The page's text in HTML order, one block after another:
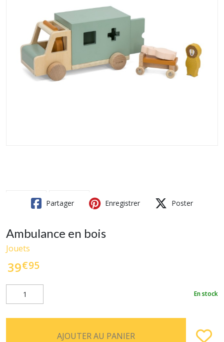
Partager Enregistrer Poster
Ambulance en bois
Jouets
39€95
En stock
AJOUTER AU PANIER